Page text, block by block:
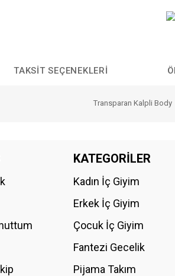
TAKSIT SEÇENEKLERI
Transparan Kalpli Body
Bu ürüne ilk yorumu siz
KATEGORİLER
Kadın İç Giyim
Erkek İç Giyim
Çocuk İç Giyim
Fantezi Gecelik
Pijama Takım